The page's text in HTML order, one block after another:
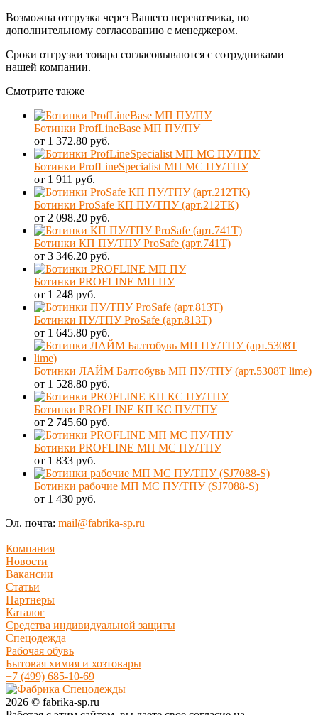
Возможна отгрузка через Вашего перевозчика, по
дополнительному согласованию с менеджером.
Сроки отгрузки товара согласовываются с сотрудниками
нашей компании.
Смотрите также
Ботинки ProfLineBase МП ПУ/ПУ
от 1 372.80 руб.
Ботинки ProfLineSpecialist МП МС ПУ/ТПУ
от 1 911 руб.
Ботинки ProSafe КП ПУ/ТПУ (арт.212ТК)
от 2 098.20 руб.
Ботинки КП ПУ/ТПУ ProSafe (арт.741Т)
от 3 346.20 руб.
Ботинки PROFLINE МП ПУ
от 1 248 руб.
Ботинки ПУ/ТПУ ProSafe (арт.813Т)
от 1 645.80 руб.
Ботинки ЛАЙМ Балтобувь МП ПУ/ТПУ (арт.5308Т lime)
от 1 528.80 руб.
Ботинки PROFLINE КП КС ПУ/ТПУ
от 2 745.60 руб.
Ботинки PROFLINE МП МС ПУ/ТПУ
от 1 833 руб.
Ботинки рабочие МП МС ПУ/ТПУ (SJ7088-S)
от 1 430 руб.
Эл. почта: mail@fabrika-sp.ru
Компания
Новости
Вакансии
Статьи
Партнеры
Каталог
Средства индивидуальной защиты
Спецодежда
Рабочая обувь
Бытовая химия и хозтовары
+7 (499) 685-10-69
2026 © fabrika-sp.ru